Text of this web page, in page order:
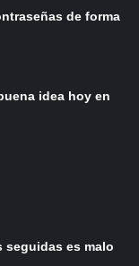
de forma
idea hoy en
seguidas es malo